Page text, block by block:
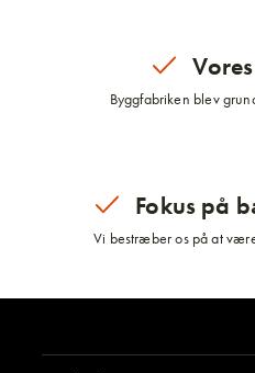
Byggfabriken blev
Fokus på
Vi bestræber os på at